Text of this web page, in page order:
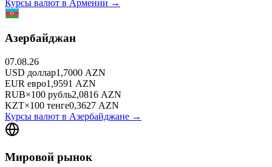
Курсы валют в Армении →
Азербайджан
07.08.26
USD доллар1,7000 AZN
EUR евро1,9591 AZN
RUB×100 рубль2,0816 AZN
KZT×100 тенге0,3627 AZN
Курсы валют в Азербайджане →
Мировой рынок